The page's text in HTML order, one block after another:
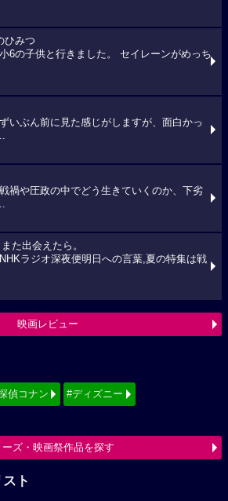
ひみつ
6の子供と行きました。 セイレーンがめっち
いぶん前に見た感じがしますが、面白かっ
戦禍や圧政の中でどう生きていくのか、下劣
た出会えたら。
NHKラジオ深夜便明日への言葉,夏の特集は戦
映画レビュー
偵コナン #ディズニー
ーズ・映画祭作品を探す
ト